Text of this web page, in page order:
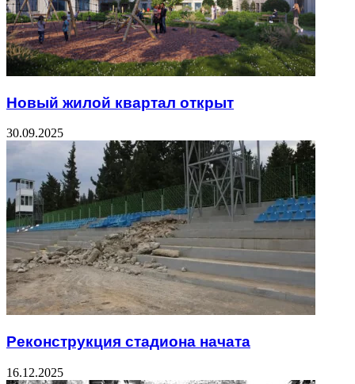
Новый жилой квартал открыт
30.09.2025
Реконструкция стадиона начата
16.12.2025